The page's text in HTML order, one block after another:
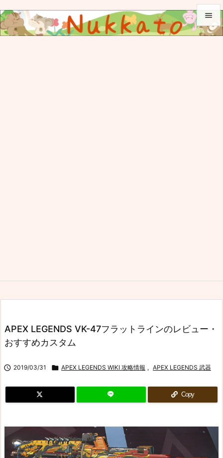


APEX LEGENDS VK-47フラットラインのレビュー・
おすすめカスタム
 2019/03/31  APEX LEGENDS WIKI 攻略情報 , APEX LEGENDS 武器
Copy